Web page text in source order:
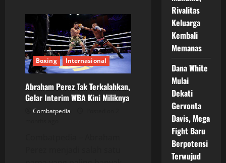
Valenzuela
Bangkit,
KO
Edwin
De
Los
Santos
di
Duel
Balas
Dendam
Boxing Internasional
Abraham Perez Tak Terkalahkan,
Gelar Interim WBA Kini Miliknya
Combatpedia
Rivalitas
Keluarga
Kembali
Memanas
Dana White
Mulai
Dekati
Gervonta
Davis, Mega
Fight Baru
Berpotensi
Terwujud